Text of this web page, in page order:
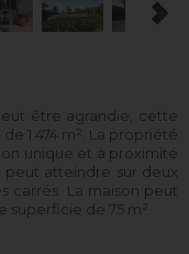
être agrandie, cette
1.474 m². La propriété
unique et à proximité
atteindre sur deux
carrés. La maison peut
de 75 m².